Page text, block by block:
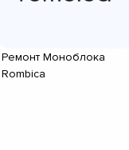
Ремонт Моноблока
Rombica